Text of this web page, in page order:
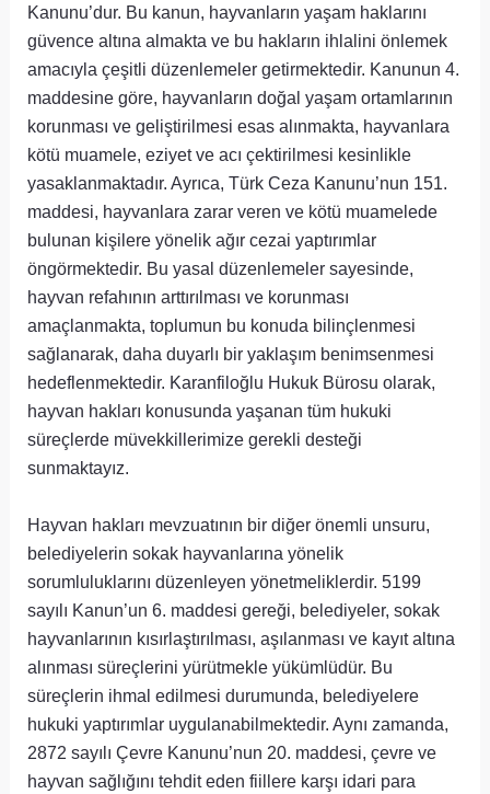
Kanunu’dur. Bu kanun, hayvanların yaşam haklarını
güvence altına almakta ve bu hakların ihlalini önlemek
amacıyla çeşitli düzenlemeler getirmektedir. Kanunun 4.
maddesine göre, hayvanların doğal yaşam ortamlarının
korunması ve geliştirilmesi esas alınmakta, hayvanlara
kötü muamele, eziyet ve acı çektirilmesi kesinlikle
yasaklanmaktadır. Ayrıca, Türk Ceza Kanunu’nun 151.
maddesi, hayvanlara zarar veren ve kötü muamelede
bulunan kişilere yönelik ağır cezai yaptırımlar
öngörmektedir. Bu yasal düzenlemeler sayesinde,
hayvan refahının arttırılması ve korunması
amaçlanmakta, toplumun bu konuda bilinçlenmesi
sağlanarak, daha duyarlı bir yaklaşım benimsenmesi
hedeflenmektedir. Karanfiloğlu Hukuk Bürosu olarak,
hayvan hakları konusunda yaşanan tüm hukuki
süreçlerde müvekkillerimize gerekli desteği
sunmaktayız.
Hayvan hakları mevzuatının bir diğer önemli unsuru,
belediyelerin sokak hayvanlarına yönelik
sorumluluklarını düzenleyen yönetmeliklerdir. 5199
sayılı Kanun’un 6. maddesi gereği, belediyeler, sokak
hayvanlarının kısırlaştırılması, aşılanması ve kayıt altına
alınması süreçlerini yürütmekle yükümlüdür. Bu
süreçlerin ihmal edilmesi durumunda, belediyelere
hukuki yaptırımlar uygulanabilmektedir. Aynı zamanda,
2872 sayılı Çevre Kanunu’nun 20. maddesi, çevre ve
hayvan sağlığını tehdit eden fiillere karşı idari para